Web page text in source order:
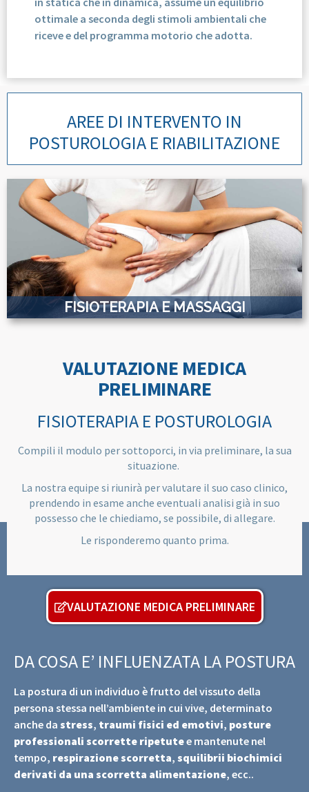
ottimale a seconda degli stimoli ambientali che
riceve e del programma motorio che adotta.
AREE DI INTERVENTO IN
POSTUROLOGIA E RIABILITAZIONE
FISIOTERAPIA E MASSAGGI
VALUTAZIONE MEDICA
PRELIMINARE
FISIOTERAPIA E POSTUROLOGIA
Compili il modulo per sottoporci, in via preliminare, la sua
situazione.
La nostra equipe si riunirà per valutare il suo caso clinico,
prendendo in esame anche eventuali analisi già in suo
possesso che le chiediamo, se possibile, di allegare.
Le risponderemo quanto prima.
VALUTAZIONE MEDICA PRELIMINARE
DA COSA E’ INFLUENZATA LA POSTURA
La postura di un individuo è frutto del vissuto della
persona stessa nell’ambiente in cui vive, determinato
anche da stress, traumi fisici ed emotivi, posture
professionali scorrette ripetutee mantenute nel
tempo, respirazione scorretta, squilibrii biochimici
derivati da una scorretta alimentazione, ecc..